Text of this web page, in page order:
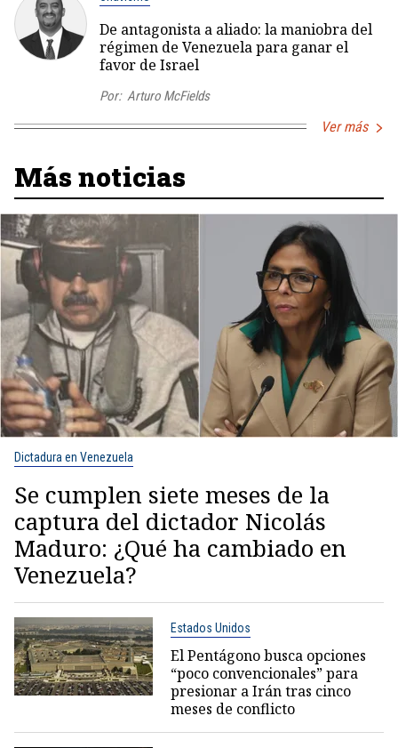
De antagonista a aliado: la maniobra del
régimen de Venezuela para ganar el
favor de Israel
Por: Arturo McFields
Ver más
Más noticias
Dictadura en Venezuela
Se cumplen siete meses de la
captura del dictador Nicolás
Maduro: ¿Qué ha cambiado en
Venezuela?
Estados Unidos
El Pentágono busca opciones
“poco convencionales” para
presionar a Irán tras cinco
meses de conflicto